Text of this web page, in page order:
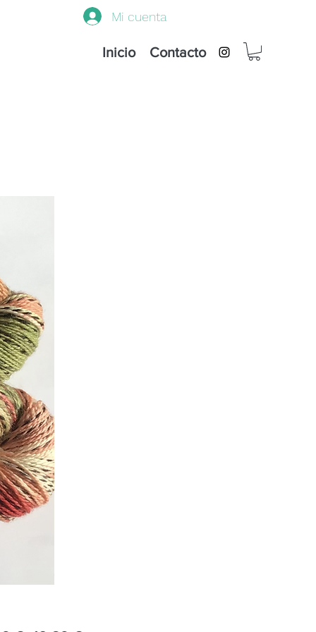
Inicio Contacto
Mi cuenta